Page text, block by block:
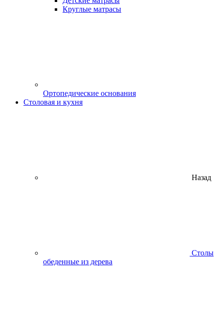
Круглые матрасы
Ортопедические основания
Столовая и кухня
Назад
Столы
обеденные из дерева